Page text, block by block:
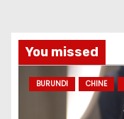
You missed
BURUNDI CHINE